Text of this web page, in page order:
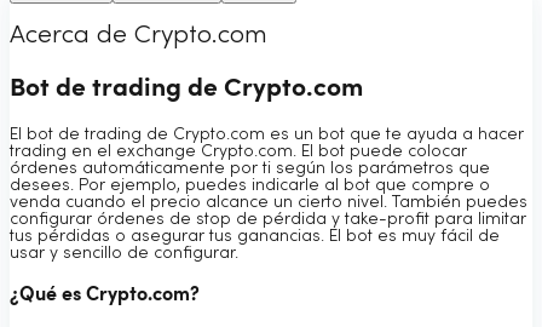
Acerca de Crypto.com
Bot de trading de Crypto.com
El bot de trading de Crypto.com es un bot que te ayuda a hacer
trading en el exchange Crypto.com. El bot puede colocar
órdenes automáticamente por ti según los parámetros que
desees. Por ejemplo, puedes indicarle al bot que compre o
venda cuando el precio alcance un cierto nivel. También puedes
configurar órdenes de stop de pérdida y take-profit para limitar
tus pérdidas o asegurar tus ganancias. El bot es muy fácil de
usar y sencillo de configurar.
¿Qué es Crypto.com?